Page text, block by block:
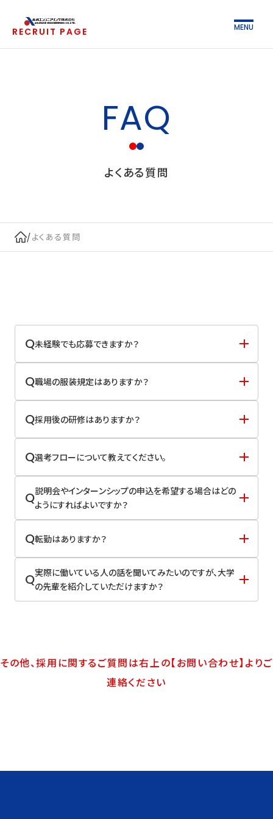
RECRUIT PAGE MENU
FAQ
よくある質問
/よくある質問
Q未経験でも応募できますか？
Q職場の服装規定はありますか？
Q採用後の研修はありますか？
Q選考フローについて教えてください。
Q説明会やインターンシップの申込を希望する場合はどの
ようにすればよいですか？
Q転勤はありますか？
Q実際に働いている人の話を聞いてみたいのですが、大学
の先輩を紹介していただけますか？
その他、採用に関するご質問は右上の【お問い合わせ】よりご
連絡ください